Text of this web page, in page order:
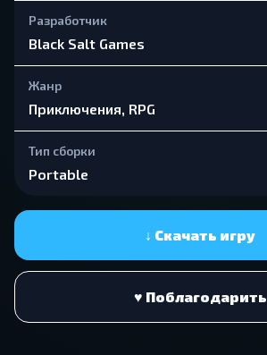
Разработчик
Black Salt Games
Жанр
Приключения, RPG
Тип сборки
Portable
↓ Скачать игру
♥ Поблагодарить